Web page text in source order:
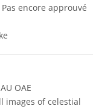
Pas encore approuvé
OAE
images of celestial